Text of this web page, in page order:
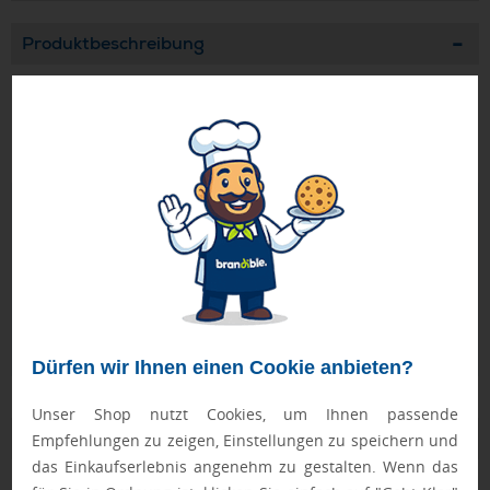
Dürfen wir Ihnen einen Cookie anbieten?
Unser Shop nutzt Cookies, um Ihnen passende
Empfehlungen zu zeigen, Einstellungen zu speichern und
das Einkaufserlebnis angenehm zu gestalten. Wenn das
Produktbeschreibung
Hohe Qualität durch die metallenen Gelenke und die
sichtbaren Nieten. Länge: 2 m.
Geprüft von Ewa
Nur Produkte, die unseren Qualitätscheck
schaffen es in den Shop.Mehr erfahren
Zusatzinformation